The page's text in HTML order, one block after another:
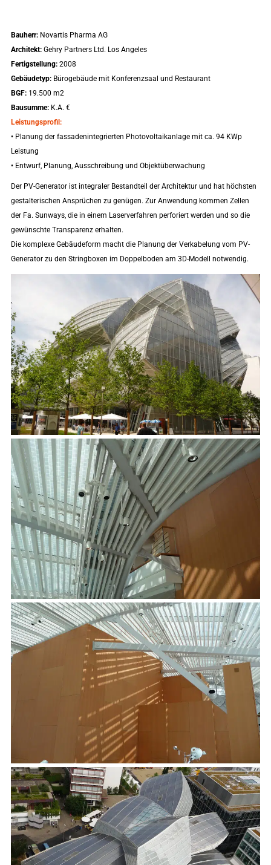
Bauherr:Novartis Pharma AG
Architekt:Gehry Partners Ltd. Los Angeles
Fertigstellung: 2008
Gebäudetyp:Bürogebäude mit Konferenzsaal und Restaurant
BGF:19.500 m2
Bausumme:K.A. €
Leistungsprofil:
• Planung der fassadenintegrierten Photovoltaikanlage mit ca. 94 KWp
Leistung
• Entwurf, Planung, Ausschreibung und Objektüberwachung
Der PV-Generator ist integraler Bestandteil der Architektur und hat höchsten
gestalterischen Ansprüchen zu genügen. Zur Anwendung kommen Zellen
der Fa. Sunways, die in einem Laserverfahren perforiert werden und so die
gewünschte Transparenz erhalten.
Die komplexe Gebäudeform macht die Planung der Verkabelung vom PV-
Generator zu den Stringboxen im Doppelboden am 3D-Modell notwendig.